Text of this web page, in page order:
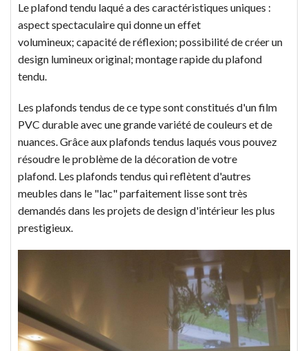
Le plafond tendu laqué a des caractéristiques uniques :
aspect spectaculaire qui donne un effet
volumineux; capacité de réflexion; possibilité de créer un
design lumineux original; montage rapide du plafond
tendu.
Les plafonds tendus de ce type sont constitués d'un film
PVC durable avec une grande variété de couleurs et de
nuances. Grâce aux plafonds tendus laqués vous pouvez
résoudre le problème de la décoration de votre
plafond. Les plafonds tendus qui reflètent d'autres
meubles dans le "lac" parfaitement lisse sont très
demandés dans les projets de design d'intérieur les plus
prestigieux.